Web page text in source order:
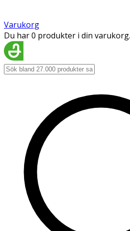
Varukorg
Du har 0 produkter i din varukorg.